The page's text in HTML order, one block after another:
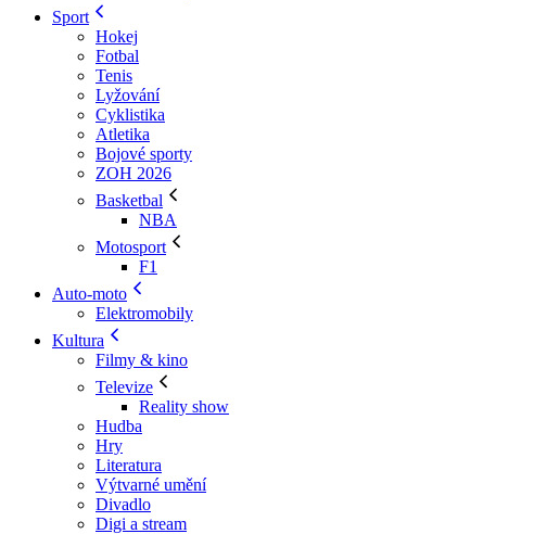
Sport
Hokej
Fotbal
Tenis
Lyžování
Cyklistika
Atletika
Bojové sporty
ZOH 2026
Basketbal
NBA
Motosport
F1
Auto-moto
Elektromobily
Kultura
Filmy & kino
Televize
Reality show
Hudba
Hry
Literatura
Výtvarné umění
Divadlo
Digi a stream